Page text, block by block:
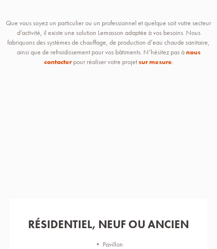
Que vous soyez un particulier ou un professionnel et quelque soit votre secteur
d’activité, il existe une solution Lemasson adaptée à vos besoins. Nous
fabriquons des systèmes de chauffage, de production d’eau chaude sanitaire,
ainsi que de refroidissement pour vos bâtiments. N’hésitez pas ànous
contacterpour réaliser votre projetsur mesure.
RÉSIDENTIEL, NEUF OU ANCIEN
• Pavillon